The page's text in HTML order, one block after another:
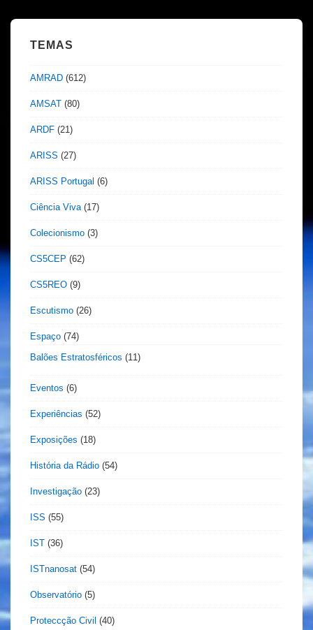
TEMAS
AMRAD (612)
AMSAT (80)
ARDF (21)
ARISS (27)
ARISS Portugal (6)
Ciência Viva(17)
Colecionismo (3)
CS5CEP (62)
CS5REO (9)
Escutismo (26)
Espaço (74)
Balões Estratosféricos (11)
Eventos (6)
Experiências (52)
Exposições (18)
História da Rádio (54)
Investigação (23)
ISS (55)
IST (36)
ISTnanosat (54)
Observatório (5)
Proteccção Civil (40)